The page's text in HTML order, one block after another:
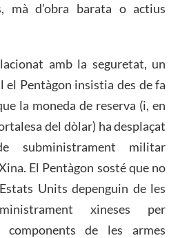
mà d’obra barata o actius
amb la seguretat, un
el Pentàgon insistia des de fa
la moneda de reserva (i, en
del dòlar) ha desplaçat
subministrament militar
El Pentàgon sosté que no
Units depenguin de les
xineses per
components de les armes